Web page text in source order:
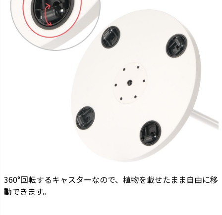
360°回転するキャスターなので、植物を載せたまま自由に移
動できます。